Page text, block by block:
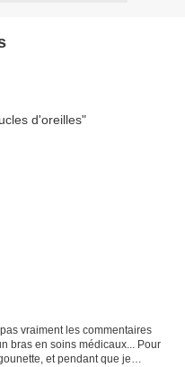
vraiment les commentaires
bras en soins médicaux... Pour
et pendant que je